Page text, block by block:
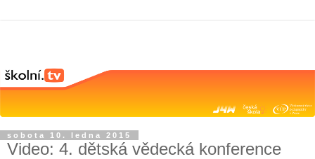
sobota 10. ledna 2015
Video: 4. dětská vědecká konference